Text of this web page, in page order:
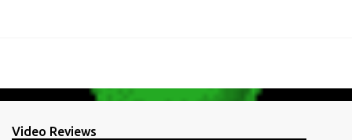
Video Reviews